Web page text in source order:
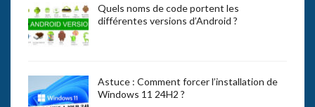
Quels noms de code portent les
différentes versions d’Android ?
Astuce : Comment forcer l’installation de
Windows 11 24H2 ?